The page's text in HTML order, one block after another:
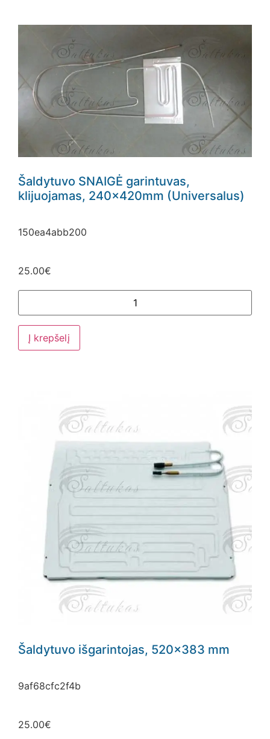
Šaldytuvo SNAIGĖ garintuvas,
klijuojamas, 240x420mm (Universalus)
150ea4abb200
25.00€
Į krepšelį
Šaldytuvo išgarintojas, 520×383 mm
9af68cfc2f4b
25.00€